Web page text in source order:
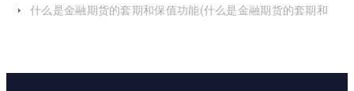
什么是金融期货的套期和保值功能(什么是金融期货的套期和